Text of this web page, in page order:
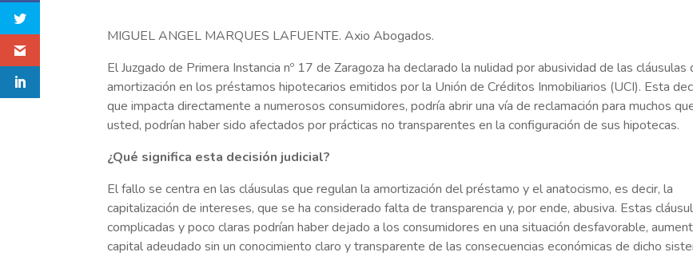
MIGUEL ANGEL MARQUES LAFUENTE. Axio Abogados.
El Juzgado de Primera Instancia nº 17 de Zaragoza ha declarado la nulidad por abusividad de las cláusulas
amortización en los préstamos hipotecarios emitidos por la Unión de Créditos Inmobiliarios (UCI). Esta
que impacta directamente a numerosos consumidores, podría abrir una vía de reclamación para muchos
usted, podrían haber sido afectados por prácticas no transparentes en la configuración de sus hipotecas.
¿Qué significa esta decisión judicial?
El fallo se centra en las cláusulas que regulan la amortización del préstamo y el anatocismo, es decir, la
capitalización de intereses, que se ha considerado falta de transparencia y, por ende, abusiva. Estas
complicadas y poco claras podrían haber dejado a los consumidores en una situación desfavorable,
capital adeudado sin un conocimiento claro y transparente de las consecuencias económicas de dicho